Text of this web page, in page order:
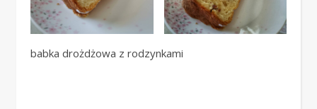
babka drożdżowa z rodzynkami